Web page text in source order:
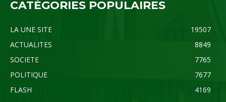
CATÉGORIES POPULAIRES
LA UNE SITE
19507
ACTUALITES
8849
SOCIETE
7765
POLITIQUE
7677
FLASH
4169